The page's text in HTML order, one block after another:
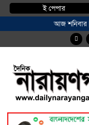
ই পেপার
আজ শনিবার